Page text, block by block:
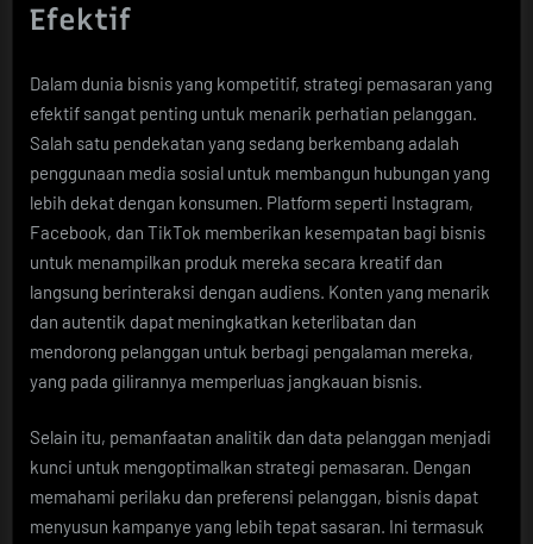
Efektif
Dalam dunia bisnis yang kompetitif, strategi pemasaran yang
efektif sangat penting untuk menarik perhatian pelanggan.
Salah satu pendekatan yang sedang berkembang adalah
penggunaan media sosial untuk membangun hubungan yang
lebih dekat dengan konsumen. Platform seperti Instagram,
Facebook, dan TikTok memberikan kesempatan bagi bisnis
untuk menampilkan produk mereka secara kreatif dan
langsung berinteraksi dengan audiens. Konten yang menarik
dan autentik dapat meningkatkan keterlibatan dan
mendorong pelanggan untuk berbagi pengalaman mereka,
yang pada gilirannya memperluas jangkauan bisnis.
Selain itu, pemanfaatan analitik dan data pelanggan menjadi
kunci untuk mengoptimalkan strategi pemasaran. Dengan
memahami perilaku dan preferensi pelanggan, bisnis dapat
menyusun kampanye yang lebih tepat sasaran. Ini termasuk